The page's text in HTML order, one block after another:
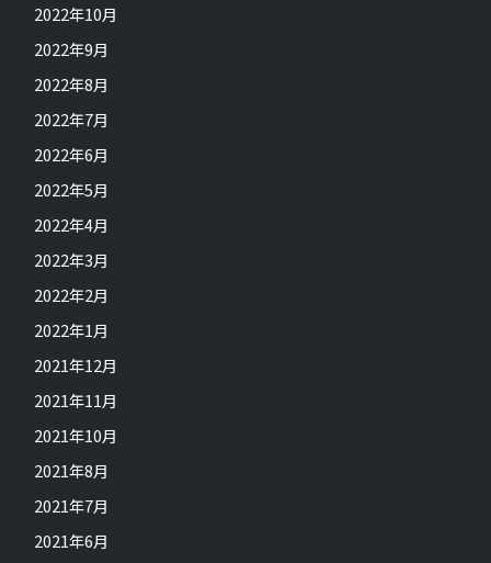
2022年10月
2022年9月
2022年8月
2022年7月
2022年6月
2022年5月
2022年4月
2022年3月
2022年2月
2022年1月
2021年12月
2021年11月
2021年10月
2021年8月
2021年7月
2021年6月